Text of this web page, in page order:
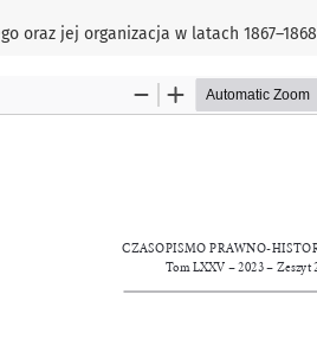
oraz jej organizacja w latach 1867–1868